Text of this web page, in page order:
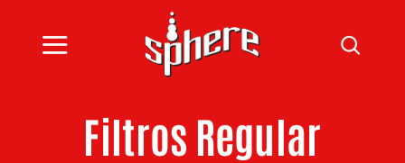
Toggle
CATÁLOGO
Filtros Regular